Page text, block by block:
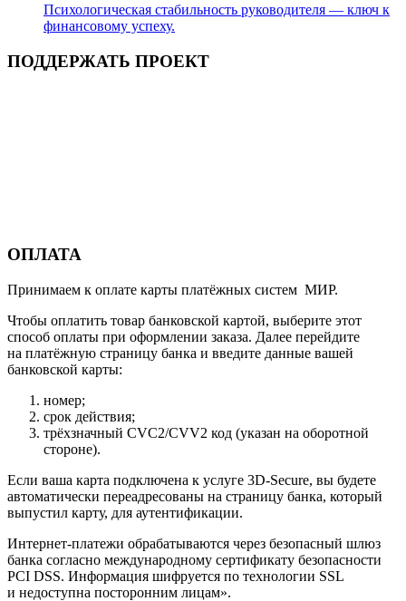
Психологическая стабильность руководителя — ключ к
финансовому успеху.
ПОДДЕРЖАТЬ ПРОЕКТ
ОПЛАТА
Принимаем к оплате карты платёжных систем МИР.
Чтобы оплатить товар банковской картой, выберите этот
способ оплаты при оформлении заказа. Далее перейдите
на платёжную страницу банка и введите данные вашей
банковской карты:
номер;
срок действия;
трёхзначный CVC2/CVV2 код (указан на оборотной
стороне).
Если ваша карта подключена к услуге 3D-Secure, вы будете
автоматически переадресованы на страницу банка, который
выпустил карту, для аутентификации.
Интернет-платежи обрабатываются через безопасный шлюз
банка согласно международному сертификату безопасности
PCI DSS. Информация шифруется по технологии SSL
и недоступна посторонним лицам».